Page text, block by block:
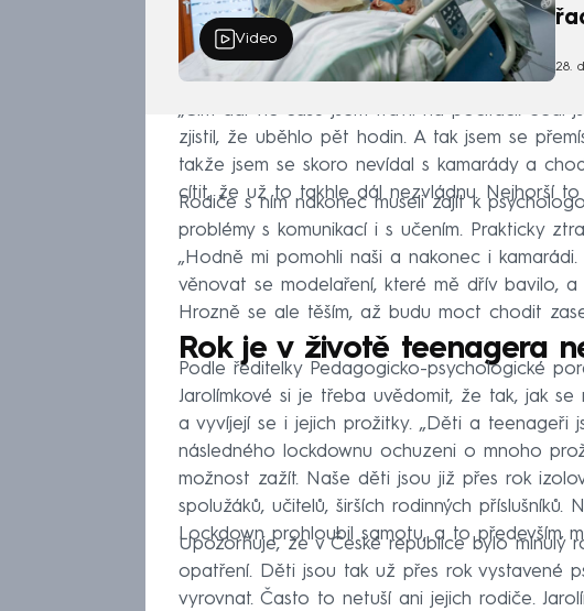
Video
28.
„Čím dál víc času jsem trávil na počítači. Sedl
zjistil, že uběhlo pět hodin. A tak jsem se
takže jsem se skoro nevídal s kamarády a
cítit, že už to takhle dál nezvládnu. Nejhorší
Rodiče s ním nakonec museli zajít k
problémy s komunikací i s učením. Prakticky
„Hodně mi pomohli naši a nakonec i
věnovat se modelaření, které mě dřív bavilo,
Hrozně se ale těším, až budu moct chodit
Rok je v životě teenagera
Podle ředitelky Pedagogicko-psychologické
Jarolímkové si je třeba uvědomit, že tak, jak
a vyvíjejí se i jejich prožitky. „Děti a teenageři
následného lockdownu ochuzeni o mnoho
možnost zažít. Naše děti jsou již přes rok
spolužáků, učitelů, širších rodinných
Lockdown prohloubil samotu, a to především
Upozorňuje, že v České republice bylo minulý
opatření. Děti jsou tak už přes rok vystavené
vyrovnat. Často to netuší ani jejich rodiče.